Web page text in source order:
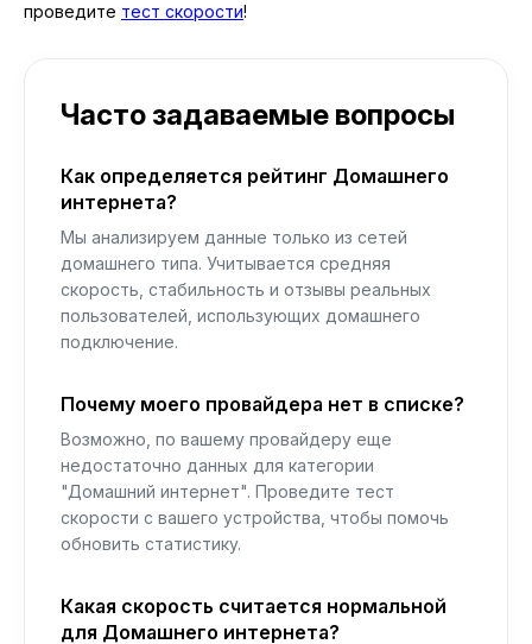
проведите тест скорости!
Часто задаваемые вопросы
Как определяется рейтинг Домашнего
интернета?
Мы анализируем данные только из сетей
домашнего типа. Учитывается средняя
скорость, стабильность и отзывы реальных
пользователей, использующих домашнего
подключение.
Почему моего провайдера нет в списке?
Возможно, по вашему провайдеру еще
недостаточно данных для категории
"Домашний интернет". Проведите тест
скорости с вашего устройства, чтобы помочь
обновить статистику.
Какая скорость считается нормальной
для Домашнего интернета?